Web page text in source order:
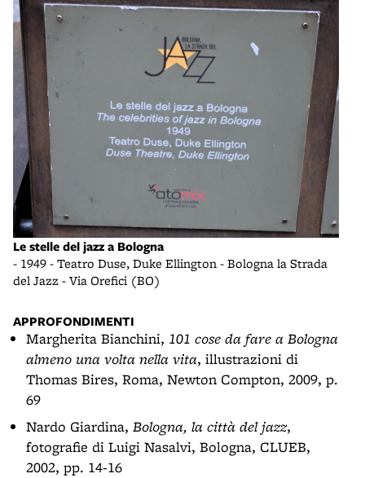
Le stelle del jazz a Bologna
- 1949 - Teatro Duse, Duke Ellington - Bologna la Strada
del Jazz - Via Orefici (BO)
APPROFONDIMENTI
Margherita Bianchini, 101 cose da fare a Bologna
almeno una volta nella vita, illustrazioni di
Thomas Bires, Roma, Newton Compton, 2009, p.
69
Nardo Giardina, Bologna, la città del jazz,
fotografie di Luigi Nasalvi, Bologna, CLUEB,
2002, pp. 14-16